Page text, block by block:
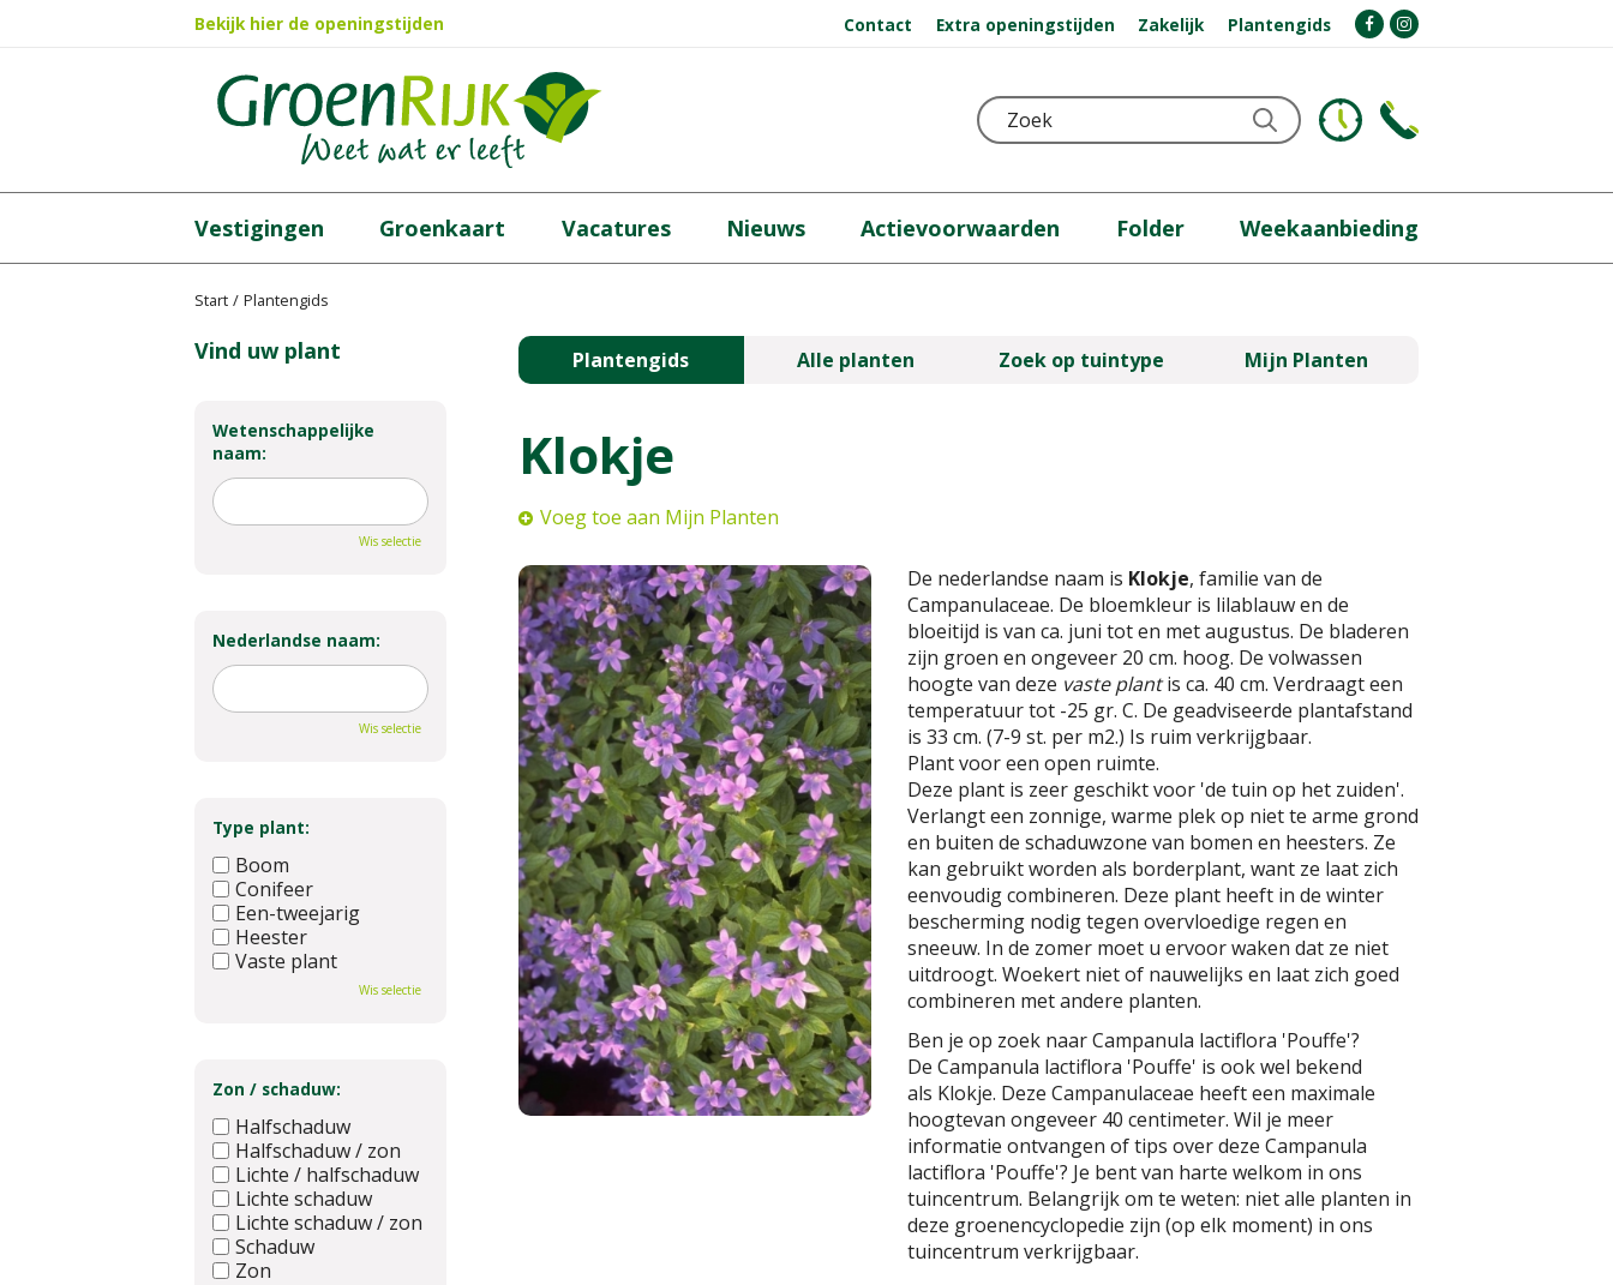
Start Plantengids
Bekijk hier de openingstijden Contact Extra openingstijden Zakelijk Plantengids
Vestigingen Groenkaart Vacatures Nieuws Actievoorwaarden Folder Weekaanbieding
Plantengids Alle planten Zoek op tuintype Mijn Planten
Klokje
Voeg toe aan Mijn Planten
De nederlandse naam is Klokje, familie van de
Campanulaceae. De bloemkleur is lilablauw en de
bloeitijd is van ca. juni tot en met augustus. De bladeren
zijn groen en ongeveer 20 cm. hoog. De volwassen
hoogte van deze vaste plantis ca. 40 cm. Verdraagt een
temperatuur tot -25 gr. C. De geadviseerde plantafstand
is 33 cm. (7-9 st. per m2.) Is ruim verkrijgbaar.
Plant voor een open ruimte.
Deze plant is zeer geschikt voor 'de tuin op het zuiden'.
Verlangt een zonnige, warme plek op niet te arme grond
en buiten de schaduwzone van bomen en heesters. Ze
kan gebruikt worden als borderplant, want ze laat zich
eenvoudig combineren. Deze plant heeft in de winter
bescherming nodig tegen overvloedige regen en
sneeuw. In de zomer moet u ervoor waken dat ze niet
uitdroogt. Woekert niet of nauwelijks en laat zich goed
combineren met andere planten.
Ben je op zoek naar Campanula lactiflora 'Pouffe'?
De Campanula lactiflora 'Pouffe' is ook wel bekend
als Klokje. Deze Campanulaceae heeft een maximale
hoogtevan ongeveer 40 centimeter. Wil je meer
informatie ontvangen of tips over deze Campanula
lactiflora 'Pouffe'? Je bent van harte welkom in ons
tuincentrum. Belangrijk om te weten: niet alle planten in
deze groenencyclopedie zijn (op elk moment) in ons
tuincentrum verkrijgbaar.
Vind uw plant
Wetenschappelijke
naam:
Wis selectie
Nederlandse naam:
Wis selectie
Type plant:
Boom
Conifeer
Een-tweejarig
Heester
Vaste plant
Wis selectie
Zon / schaduw:
Halfschaduw
Halfschaduw / zon
Lichte / halfschaduw
Lichte schaduw
Lichte schaduw / zon
Schaduw
Zon